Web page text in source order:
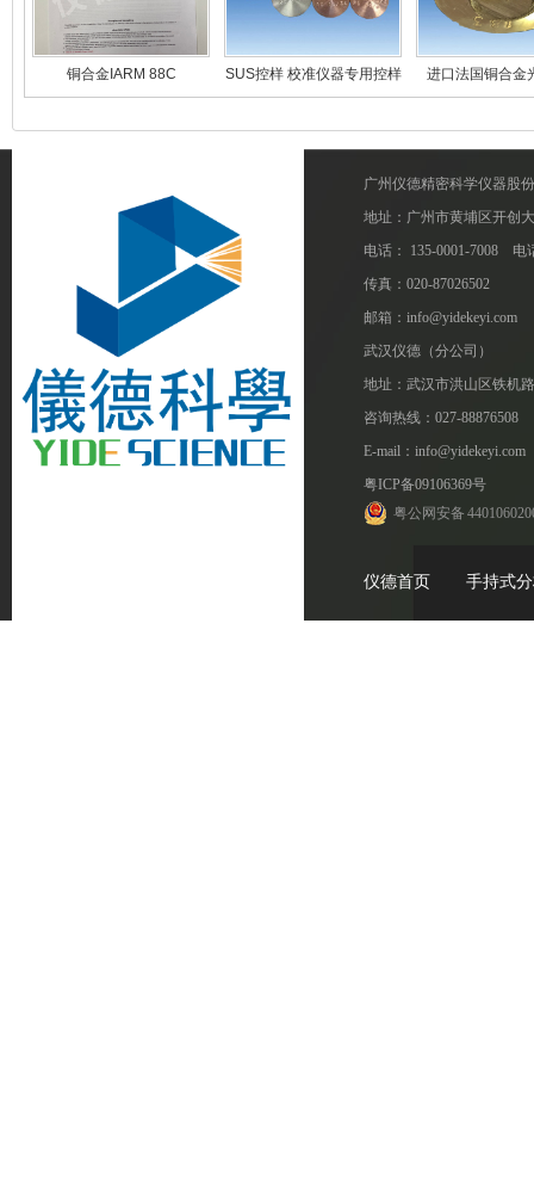
铜合金IARM 88C
SUS控样 校准仪器专用控样
铜基
进口法国铜合金
CTIF
广州仪德精密科学仪器股
地址：广州市黄埔区开创
电话： 135-0001-7008 电
传真：020-87026502
邮箱：info@yidekeyi.com
武汉仪德（分公司）
地址：武汉市洪山区铁机
咨询热线：027-88876508
E-mail：info@yidekeyi.com
粤ICP备09106369号
粤公网安备
仪德首页 手持式